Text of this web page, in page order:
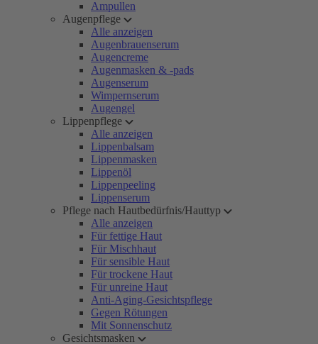
Ampullen
Augenpflege
Alle anzeigen
Augenbrauenserum
Augencreme
Augenmasken & -pads
Augenserum
Wimpernserum
Augengel
Lippenpflege
Alle anzeigen
Lippenbalsam
Lippenmasken
Lippenöl
Lippenpeeling
Lippenserum
Pflege nach Hautbedürfnis/Hauttyp
Alle anzeigen
Für fettige Haut
Für Mischhaut
Für sensible Haut
Für trockene Haut
Für unreine Haut
Anti-Aging-Gesichtspflege
Gegen Rötungen
Mit Sonnenschutz
Gesichtsmasken